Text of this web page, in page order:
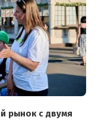
рынок с двумя